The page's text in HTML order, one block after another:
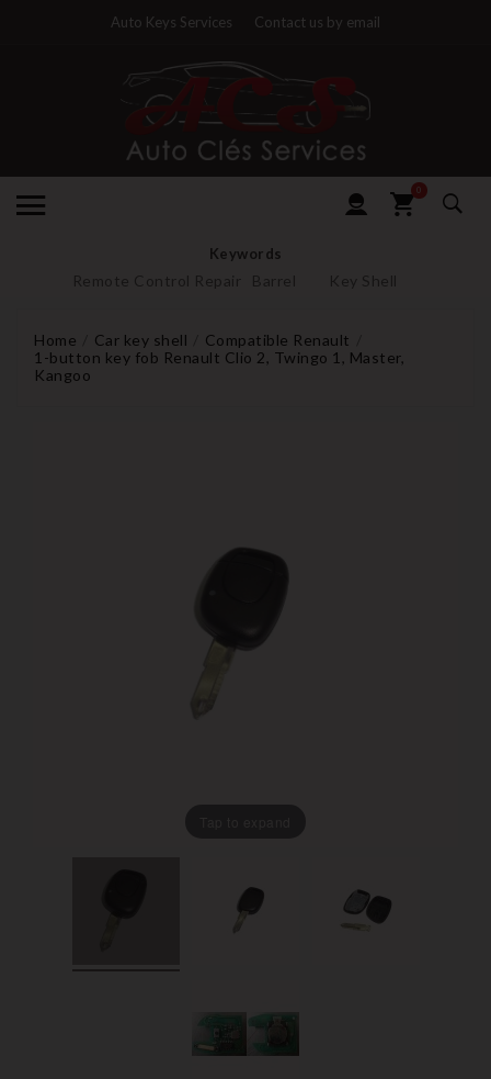
Auto Keys Services Contact us by email
0
Keywords
Remote Control Repair Barrel Key Shell
Home Car key shell
Compatible Renault
1-button key fob Renault Clio 2, Twingo 1, Master,
Kangoo